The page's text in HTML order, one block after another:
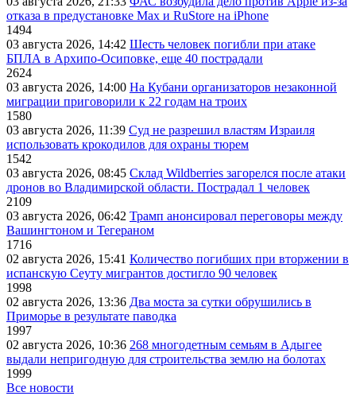
отказа в предустановке Max и RuStore на iPhone
1494
03 августа 2026, 14:42 Шесть человек погибли при атаке
БПЛА в Архипо-Осиповке, еще 40 пострадали
2624
03 августа 2026, 14:00 На Кубани организаторов незаконной
миграции приговорили к 22 годам на троих
1580
03 августа 2026, 11:39 Суд не разрешил властям Израиля
использовать крокодилов для охраны тюрем
1542
03 августа 2026, 08:45 Склад Wildberries загорелся после атаки
дронов во Владимирской области. Пострадал 1 человек
2109
03 августа 2026, 06:42 Трамп анонсировал переговоры между
Вашингтоном и Тегераном
1716
02 августа 2026, 15:41 Количество погибших при вторжении в
испанскую Сеуту мигрантов достигло 90 человек
1998
02 августа 2026, 13:36 Два моста за сутки обрушились в
Приморье в результате паводка
1997
02 августа 2026, 10:36 268 многодетным семьям в Адыгее
выдали непригодную для строительства землю на болотах
1999
Все новости